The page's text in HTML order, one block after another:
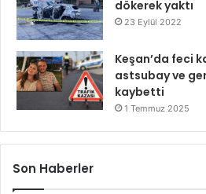
dökerek yaktı
23 Eylül 2022
Keşan’da feci
astsubay ve
kaybetti
1 Temmuz 2025
Son Haberler